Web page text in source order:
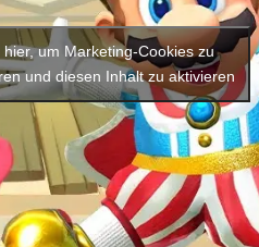
hier, um Marketing-Cookies zu
und diesen Inhalt zu aktivieren